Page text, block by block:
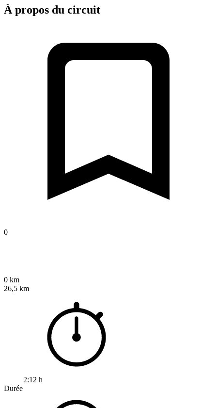
À propos du circuit
0
0 km
26,5 km
2:12 h
Durée